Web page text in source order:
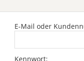
E-Mail oder
Kennwort: